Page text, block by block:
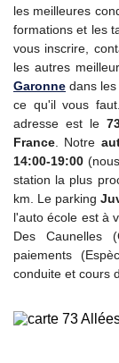
les meilleures
formations et les
vous inscrire,
les autres
Garonne dans
ce qu'il vous
adresse est le
France . Notre
14:00-19:00
station la plus
km. Le parking
l'auto école est à
Des Caunelles
paiements
conduite et cours